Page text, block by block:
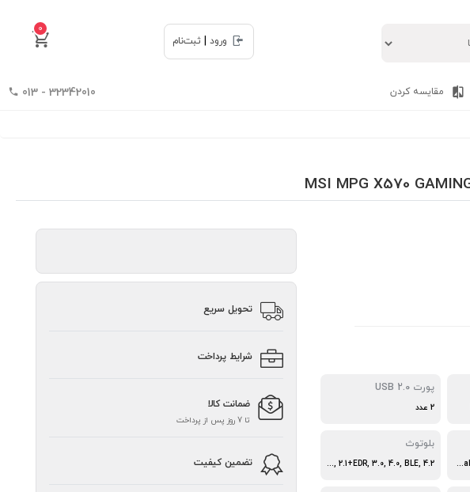
0
ورود
ثبت‌نام
مقایسه کردن 32342010 - 013
پورت USB 2.0
2 عدد
Intel® Dual Band Wireless-AC 3168
بلوتوث
Bluetooth® 2.1, 2.1+EDR, 3.0, 4.0, BLE, 4.2
تحویل سریع
شرایط پرداخت
ضمانت کالا
تا 7 روز پس از پرداخت
تضمین کیفیت